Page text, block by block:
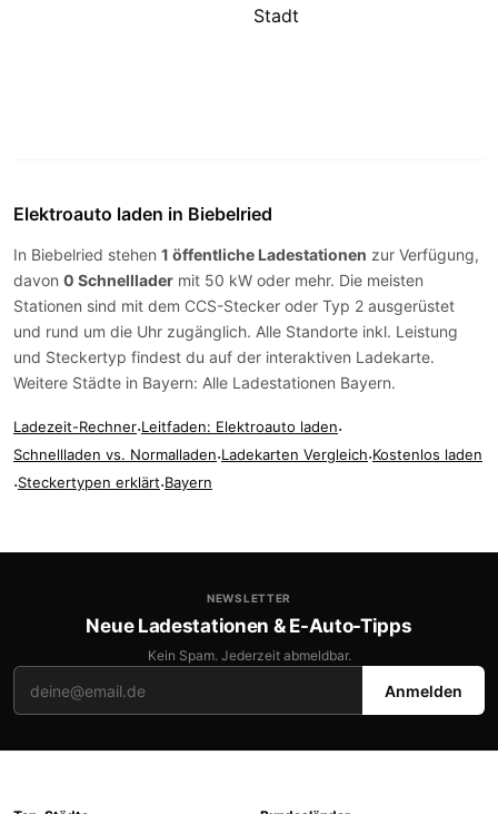
Elektroauto laden in Biebelried
In Biebelried stehen 1 öffentliche Ladestationen zur Verfügung,
davon 0 Schnelllader mit 50 kW oder mehr. Die meisten
Stationen sind mit dem CCS-Stecker oder Typ 2 ausgerüstet
und rund um die Uhr zugänglich. Alle Standorte inkl. Leistung
und Steckertyp findest du auf der interaktiven Ladekarte.
Weitere Städte in Bayern: Alle Ladestationen Bayern.
Ladezeit-Rechner·Leitfaden: Elektroauto laden·
Schnellladen vs. Normalladen·Ladekarten Vergleich·Kostenlos laden
·Steckertypen erklärt·Bayern
NEWSLETTER
Neue Ladestationen & E-Auto-Tipps
Kein Spam. Jederzeit abmeldbar.
Anmelden